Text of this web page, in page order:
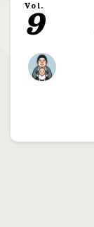
Vol.
9